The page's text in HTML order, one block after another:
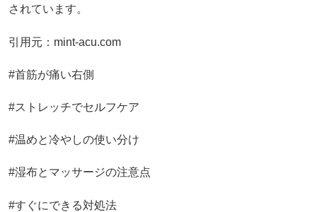
されています。
引用元： mint-acu.com
#首筋が痛い右側
#ストレッチでセルフケア
#温めと冷やしの使い分け
#湿布とマッサージの注意点
#すぐにできる対処法